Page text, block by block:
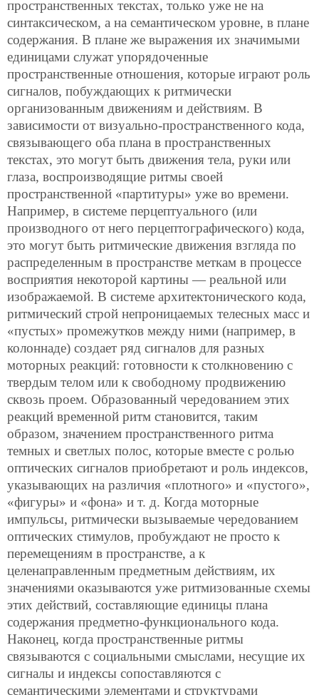
пространственных текстах, только уже не на
синтаксическом, а на семантическом уровне, в плане
содержания. В плане же выражения их значимыми
единицами служат упорядоченные
пространственные отношения, которые играют роль
сигналов, побуждающих к ритмически
организованным движениям и действиям. В
зависимости от визуально-пространственного кода,
связывающего оба плана в пространственных
текстах, это могут быть движения тела, руки или
глаза, воспроизводящие ритмы своей
пространственной «партитуры» уже во времени.
Например, в системе перцептуального (или
производного от него перцептографического) кода,
это могут быть ритмические движения взгляда по
распределенным в пространстве меткам в процессе
восприятия некоторой картины — реальной или
изображаемой. В системе архитектонического кода,
ритмический строй непроницаемых телесных масс и
«пустых» промежутков между ними (например, в
колоннаде) создает ряд сигналов для разных
моторных реакций: готовности к столкновению с
твердым телом или к свободному продвижению
сквозь проем. Образованный чередованием этих
реакций временной ритм становится, таким
образом, значением пространственного ритма
темных и светлых полос, которые вместе с ролью
оптических сигналов приобретают и роль индексов,
указывающих на различия «плотного» и «пустого»,
«фигуры» и «фона» и т. д. Когда моторные
импульсы, ритмически вызываемые чередованием
оптических стимулов, пробуждают не просто к
перемещениям в пространстве, а к
целенаправленным предметным действиям, их
значениями оказываются уже ритмизованные схемы
этих действий, составляющие единицы плана
содержания предметно-функционального кода.
Наконец, когда пространственные ритмы
связываются с социальными смыслами, несущие их
сигналы и индексы сопоставляются с
семантическими элементами и структурами